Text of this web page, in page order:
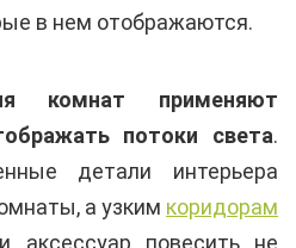
в нем отображаются.
комнат применяют
потоки света.
детали интерьера
а узким коридорам
аксессуар повесить не